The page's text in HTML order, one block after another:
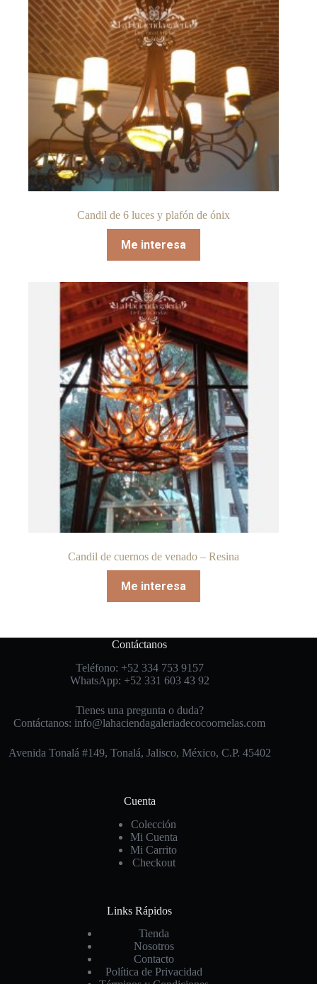
Candil de 6 luces y plafón de ónix
Me interesa
Candil de cuernos de venado – Resina
Me interesa
Contáctanos
Teléfono: +52 334 753 9157
WhatsApp: +52 331 603 43 92
Tienes una pregunta o duda?
Contáctanos: info@lahaciendagaleriadecocoornelas.com
Avenida Tonalá #149, Tonalá, Jalisco, México, C.P. 45402
Cuenta
Colección
Mi Cuenta
Mi Carrito
Checkout
Links Rápidos
Tienda
Nosotros
Contacto
Política de Privacidad